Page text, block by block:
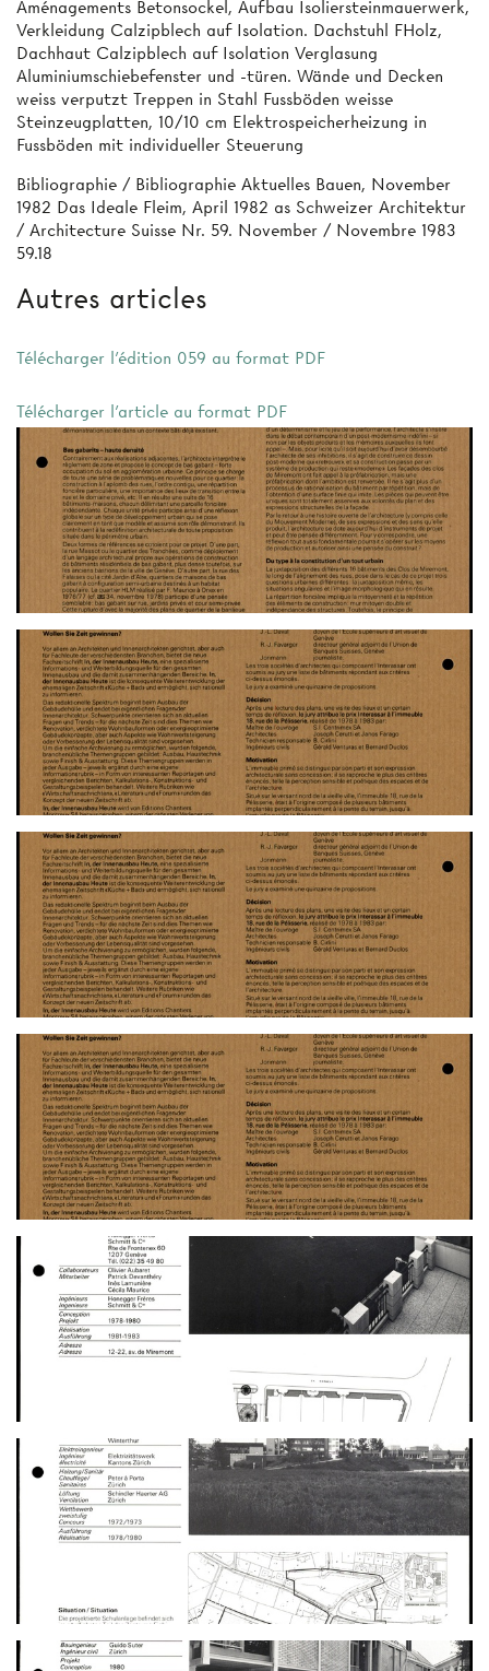
Aménagements Betonsockel, Aufbau Isoliersteinmauerwerk,
Verkleidung Calzipblech auf Isolation. Dachstuhl FHolz,
Dachhaut Calzipblech auf Isolation Verglasung
Aluminiumschiebefenster und -türen. Wände und Decken
weiss verputzt Treppen in Stahl Fussböden weisse
Steinzeugplatten, 10/10 cm Elektrospeicherheizung in
Fussböden mit individueller Steuerung
Bibliographie / Bibliographie Aktuelles Bauen, November
1982 Das Ideale Fleim, April 1982 as Schweizer Architektur
/ Architecture Suisse Nr. 59. November / Novembre 1983
59.18
Autres articles
Télécharger l'édition 059 au format PDF
Télécharger l'article au format PDF